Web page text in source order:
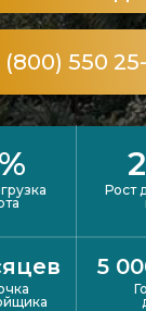
5
Рост
(800) 550